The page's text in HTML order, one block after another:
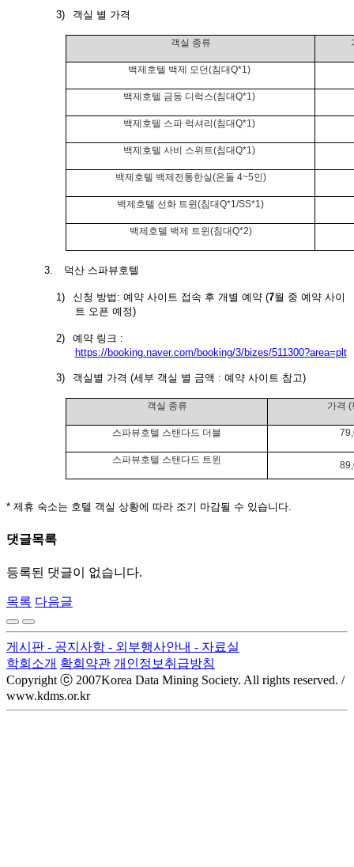
3) 객실 별 가격
객실 종류
백제호텔 백제 모던(침대Q*1)
백제호텔 금동 디럭스(침대Q*1)
백제호텔 스파 럭셔리(침대Q*1)
백제호텔 사비 스위트(침대Q*1)
백제호텔 백제전통한실(온돌 4~5인)
백제호텔 선화 트윈(침대Q*1/SS*1)
백제호텔 백제 트윈(침대Q*2)
3. 덕산 스파뷰호텔
1) 신청 방법 : 예약 사이트 접속 후 개별 예약 (7월 중 예약 사이
트 오픈 예정)
2) 예약 링크 :
https://booking.naver.com/booking/3/bizes/511300?area=plt
3) 객실별 가격 (세부 객실 별 금액 : 예약 사이트 참고)
객실 종류 가격 (
스파뷰호텔 스탠다드 더블
스파뷰호텔 스탠다드 트윈
* 제휴 숙소는 호텔 객실 상황에 따라 조기 마감될 수 있습니다.
댓글목록
등록된 댓글이 없습니다.
목록 다음글
게시판 - 공지사항 - 외부행사안내 - 자료실
학회소개 확회약관 개인정보취급방침
Copyright ⓒ 2007Korea Data Mining Society. All rights reserved. /
www.kdms.or.kr